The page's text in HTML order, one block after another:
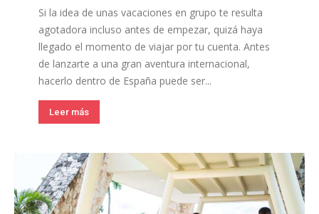
Si la idea de unas vacaciones en grupo te resulta
agotadora incluso antes de empezar, quizá haya
llegado el momento de viajar por tu cuenta. Antes
de lanzarte a una gran aventura internacional,
hacerlo dentro de España puede ser...
Leer más